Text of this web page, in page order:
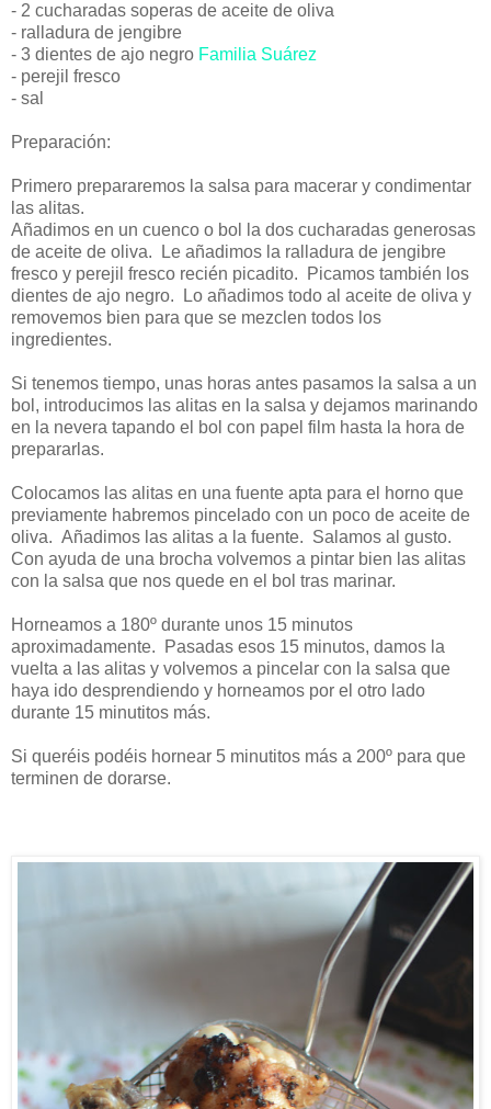
- 2 cucharadas soperas de aceite de oliva
- ralladura de jengibre
- 3 dientes de ajo negro Familia Suárez
- perejil fresco
- sal
Preparación:
Primero prepararemos la salsa para macerar y condimentar
las alitas.
Añadimos en un cuenco o bol la dos cucharadas generosas
de aceite de oliva. Le añadimos la ralladura de jengibre
fresco y perejil fresco recién picadito. Picamos también los
dientes de ajo negro. Lo añadimos todo al aceite de oliva y
removemos bien para que se mezclen todos los
ingredientes.
Si tenemos tiempo, unas horas antes pasamos la salsa a un
bol, introducimos las alitas en la salsa y dejamos marinando
en la nevera tapando el bol con papel film hasta la hora de
prepararlas.
Colocamos las alitas en una fuente apta para el horno que
previamente habremos pincelado con un poco de aceite de
oliva. Añadimos las alitas a la fuente. Salamos al gusto.
Con ayuda de una brocha volvemos a pintar bien las alitas
con la salsa que nos quede en el bol tras marinar.
Horneamos a 180º durante unos 15 minutos
aproximadamente. Pasadas esos 15 minutos, damos la
vuelta a las alitas y volvemos a pincelar con la salsa que
haya ido desprendiendo y horneamos por el otro lado
durante 15 minutitos más.
Si queréis podéis hornear 5 minutitos más a 200º para que
terminen de dorarse.